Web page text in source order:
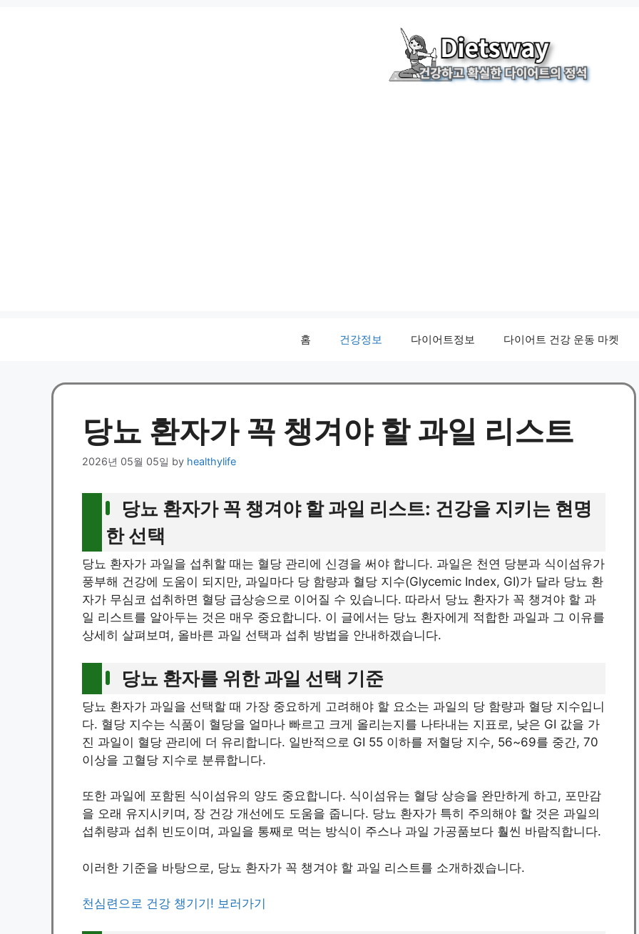
홈 건강정보 다이어트정보 다이어트 건강 운동 마켓
당뇨 환자가 꼭 챙겨야 할 과일 리스트
2026년 05월 05일 by healthylife
당뇨 환자가 꼭 챙겨야 할 과일 리스트: 건강을 지키는 현명
한 선택
당뇨 환자가 과일을 섭취할 때는 혈당 관리에 신경을 써야 합니다. 과일은 천연 당분과 식이섬유가
풍부해 건강에 도움이 되지만, 과일마다 당 함량과 혈당 지수(Glycemic Index, GI)가 달라 당뇨 환
자가 무심코 섭취하면 혈당 급상승으로 이어질 수 있습니다. 따라서 당뇨 환자가 꼭 챙겨야 할 과
일 리스트를 알아두는 것은 매우 중요합니다. 이 글에서는 당뇨 환자에게 적합한 과일과 그 이유를
상세히 살펴보며, 올바른 과일 선택과 섭취 방법을 안내하겠습니다.
당뇨 환자를 위한 과일 선택 기준
당뇨 환자가 과일을 선택할 때 가장 중요하게 고려해야 할 요소는 과일의 당 함량과 혈당 지수입니
다. 혈당 지수는 식품이 혈당을 얼마나 빠르고 크게 올리는지를 나타내는 지표로, 낮은 GI 값을 가
진 과일이 혈당 관리에 더 유리합니다. 일반적으로 GI 55 이하를 저혈당 지수, 56~69를 중간, 70
이상을 고혈당 지수로 분류합니다.
또한 과일에 포함된 식이섬유의 양도 중요합니다. 식이섬유는 혈당 상승을 완만하게 하고, 포만감
을 오래 유지시키며, 장 건강 개선에도 도움을 줍니다. 당뇨 환자가 특히 주의해야 할 것은 과일의
섭취량과 섭취 빈도이며, 과일을 통째로 먹는 방식이 주스나 과일 가공품보다 훨씬 바람직합니다.
이러한 기준을 바탕으로, 당뇨 환자가 꼭 챙겨야 할 과일 리스트를 소개하겠습니다.
천심련으로 건강 챙기기! 보러가기